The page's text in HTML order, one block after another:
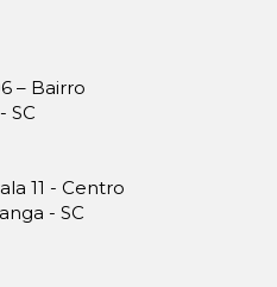
– Bairro
SC
11 - Centro
- SC